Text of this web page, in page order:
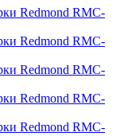
Redmond RMC-
Redmond RMC-
Redmond RMC-
Redmond RMC-
Redmond RMC-